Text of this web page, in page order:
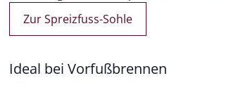
Zur Spreizfuss-Sohle
Ideal bei Vorfußbrennen